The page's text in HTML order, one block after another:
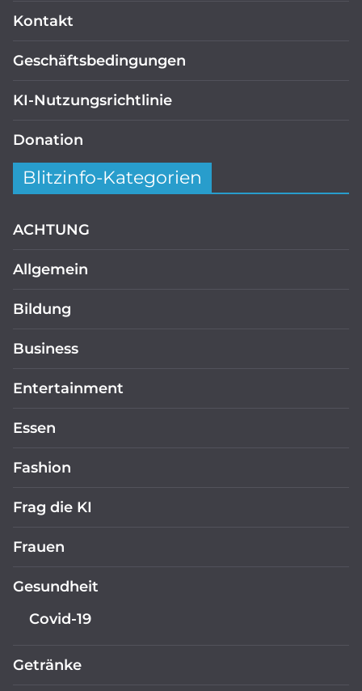
Kontakt
Geschäftsbedingungen
KI-Nutzungsrichtlinie
Donation
Blitzinfo-Kategorien
ACHTUNG
Allgemein
Bildung
Business
Entertainment
Essen
Fashion
Frag die KI
Frauen
Gesundheit
Covid-19
Getränke